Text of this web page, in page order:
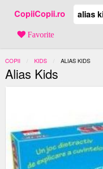
CopiiCopii.ro
Favorite
COPII KIDS ACTUAL:
ALIAS KIDS
Alias Kids